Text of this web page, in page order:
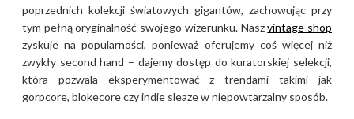
poprzednich kolekcji światowych gigantów, zachowując przy
tym pełną oryginalność swojego wizerunku. Naszvintage shop
zyskuje na popularności, ponieważ oferujemy coś więcej niż
zwykły second hand – dajemy dostęp do kuratorskiej selekcji,
która pozwala eksperymentować z trendami takimi jak
gorpcore, blokecore czy indie sleaze w niepowtarzalny sposób.